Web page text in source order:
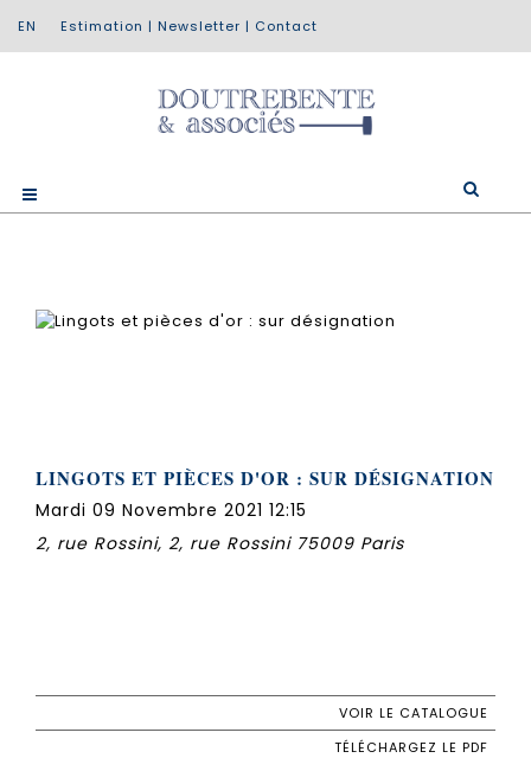
Estimation | Newsletter | Contact
LINGOTS ET PIÈCES D'OR : SUR DÉSIGNATION
Mardi 09 Novembre 2021 12:15
2, rue Rossini, 2, rue Rossini 75009 Paris
VOIR LE CATALOGUE
TÉLÉCHARGEZ LE PDF